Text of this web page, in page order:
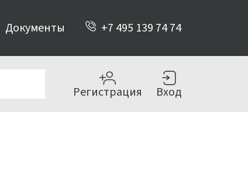
Документы +7 495 139 74 74
Регистрация Вход